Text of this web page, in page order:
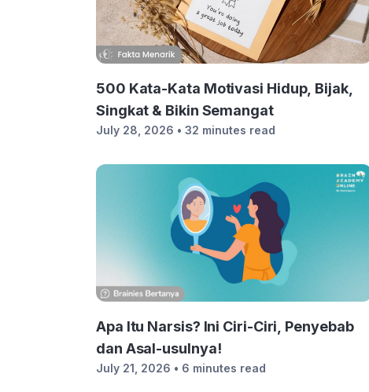
500 Kata-Kata Motivasi Hidup, Bijak,
Singkat & Bikin Semangat
July 28, 2026 • 32 minutes read
Apa Itu Narsis? Ini Ciri-Ciri, Penyebab
dan Asal-usulnya!
July 21, 2026 • 6 minutes read